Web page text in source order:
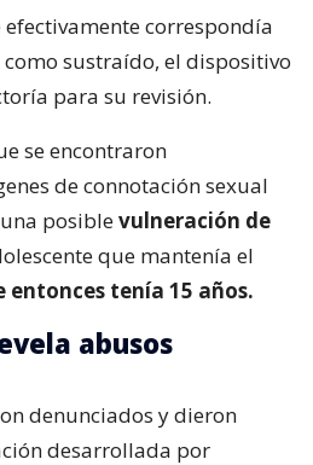
correspondía
sustraído, el dispositivo
para su revisión.
se encontraron
de connotación sexual
posiblevulneración de
que mantenía el
entonces tenía 15 años.
abusos
denunciados y dieron
desarrollada por